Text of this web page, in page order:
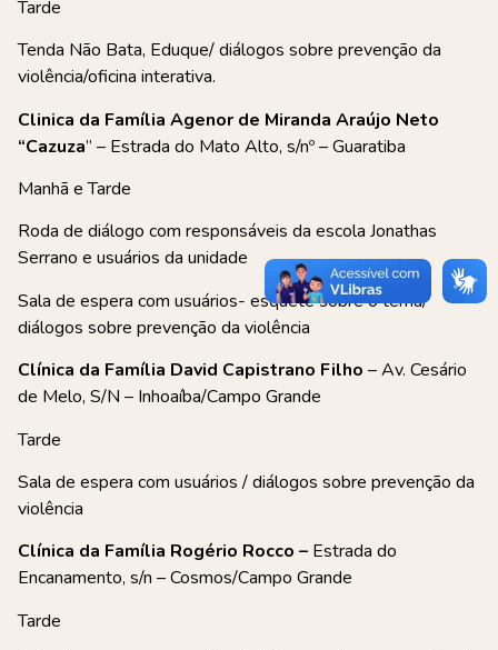
Tarde
Tenda Não Bata, Eduque/ diálogos sobre prevenção da
violência/oficina interativa.
Clinica da Família Agenor de Miranda Araújo Neto
“Cazuza” – Estrada do Mato Alto, s/nº – Guaratiba
Manhã e Tarde
Roda de diálogo com responsáveis da escola Jonathas
Serrano e usuários da unidade
Sala de espera com usuários- esquete sobre o tema/
diálogos sobre prevenção da violência
Clínica da Família David Capistrano Filho – Av. Cesário
de Melo, S/N – Inhoaíba/Campo Grande
Tarde
Sala de espera com usuários / diálogos sobre prevenção da
violência
Clínica da Família Rogério Rocco – Estrada do
Encanamento, s/n – Cosmos/Campo Grande
Tarde